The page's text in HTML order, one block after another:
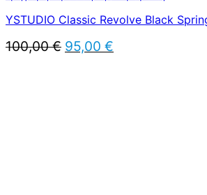
YSTUDIO Classic Revolve Black
100,00€ Original
price
95,00 €